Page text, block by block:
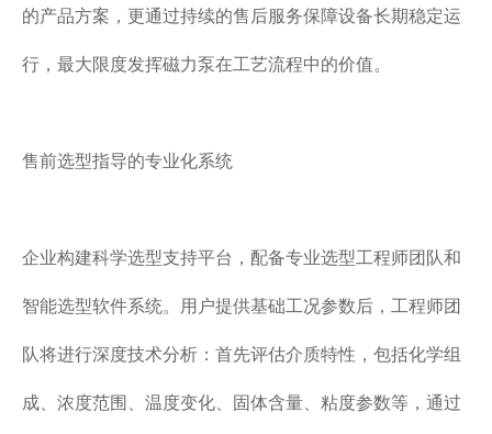
不锈钢磁力泵
YDW系列
YD系列
联系我们
的产品方案，更通过持续的售后服务保障设备长期稳定运
行，最大限度发挥磁力泵在工艺流程中的价值。
售前选型指导的专业化系统
企业构建科学选型支持平台，配备专业选型工程师团队和
智能选型软件系统。用户提供基础工况参数后，工程师团
队将进行深度技术分析：首先评估介质特性，包括化学组
成、浓度范围、温度变化、固体含量、粘度参数等，通过